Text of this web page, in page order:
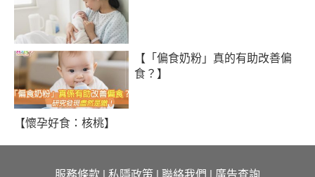
【「偏食奶粉」真的有助改善偏
食？】
【懷孕好食：核桃】
服務條款 | 私隱政策 | 聯絡我們 | 廣告查詢